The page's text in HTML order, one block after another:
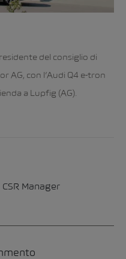
del consiglio di
AG, con l’Audi Q4 e-tron
a Lupfig (AG).
Manager